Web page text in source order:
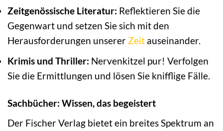
Zeitgenössische Literatur: Reflektieren Sie die
Gegenwart und setzen Sie sich mit den
Herausforderungen unserer Zeit auseinander.
Krimis und Thriller: Nervenkitzel pur! Verfolgen
Sie die Ermittlungen und lösen Sie knifflige Fälle.
Sachbücher: Wissen, das begeistert
Der Fischer Verlag bietet ein breites Spektrum an